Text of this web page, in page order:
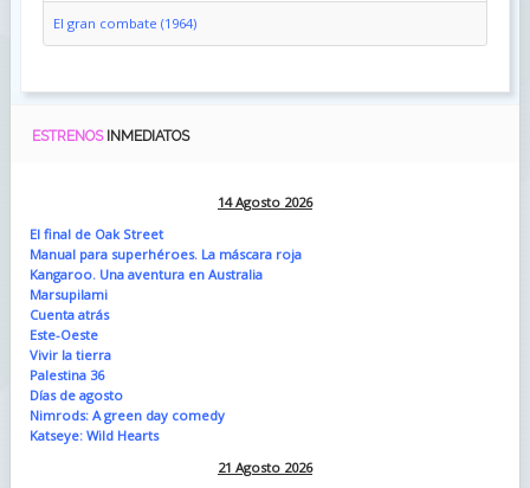
El gran combate (1964)
ESTRENOS INMEDIATOS
14 Agosto 2026
El final de Oak Street
Manual para superhéroes. La máscara roja
Kangaroo. Una aventura en Australia
Marsupilami
Cuenta atrás
Este-Oeste
Vivir la tierra
Palestina 36
Días de agosto
Nimrods: A green day comedy
Katseye: Wild Hearts
21 Agosto 2026